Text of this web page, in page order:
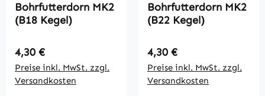
Bohrfutterdorn MK2
(B18 Kegel)
Regulärer Preis:
4,30 €
Preise inkl. MwSt. zzgl.
Versandkosten
Bohrfutterdorn MK2
(B22 Kegel)
Regulärer Preis:
4,30 €
Preise inkl. MwSt. zzgl.
Versandkosten